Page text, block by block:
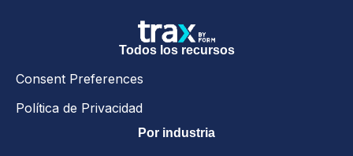
Todos los recursos
Consent Preferences
Política de Privacidad
Por industria